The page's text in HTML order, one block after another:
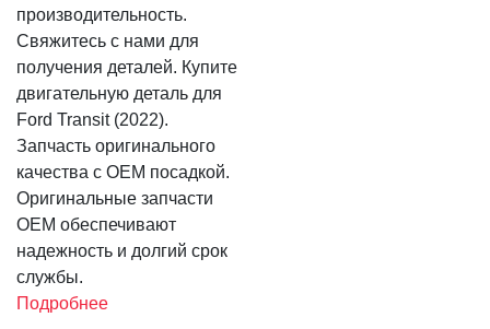
производительность.
Свяжитесь с нами для
получения деталей. Купите
двигательную деталь для
Ford Transit (2022).
Запчасть оригинального
качества с OEM посадкой.
Оригинальные запчасти
OEM обеспечивают
надежность и долгий срок
службы.
Подробнее